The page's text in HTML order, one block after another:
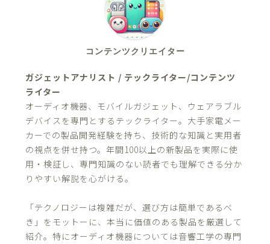
コンテンツクリエイター
ガジェットアナリスト / テックライター/コンテンツ
ライター
オーディオ機器、モバイルガジェット、ウェアラブル
デバイスを専門とするテックライター。大手家電メー
カーでの製品開発経験を持ち、技術的な知識と実用者
の視点を併せ持つ。年間100以上の新製品を実際に使
用・検証し、専門知識のない読者でも理解できる分か
りやすい解説を心がける。
「テクノロジーは複雑だが、選び方は簡単であるべ
き」をモットーに、本当に価値のある製品を厳選して
紹介。特にオーディオ機器については音響工学の専門